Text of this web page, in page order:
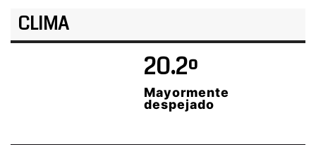
CLIMA
20.2º
Mayormente
despejado